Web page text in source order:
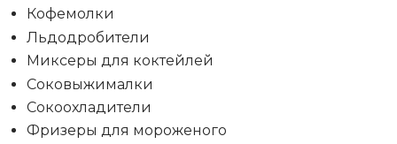
Кофемолки
Льдодробители
Миксеры для коктейлей
Соковыжималки
Сокоохладители
Фризеры для мороженого